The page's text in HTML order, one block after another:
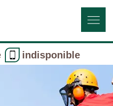
indisponible